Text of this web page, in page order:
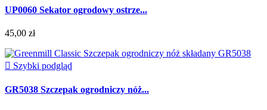
UP0060 Sekator ogrodowy ostrze...
45,00 zł
 Szybki podgląd
GR5038 Szczepak ogrodniczy nóż...